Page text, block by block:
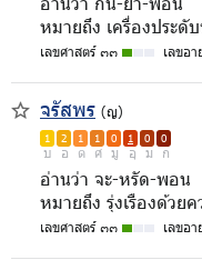
หมายถึง เครื่องประ
เลขศาสตร์ ๓๓ เลขอ
จรัสพร (ญ)
1 2 1 1 0 1 0 0
บ อ ด ศ มู อุ ม ก
อ่านว่า จะ-หรัด-พอน
หมายถึง รุ่งเรืองด้วย
เลขศาสตร์ ๓๓ เลขอ